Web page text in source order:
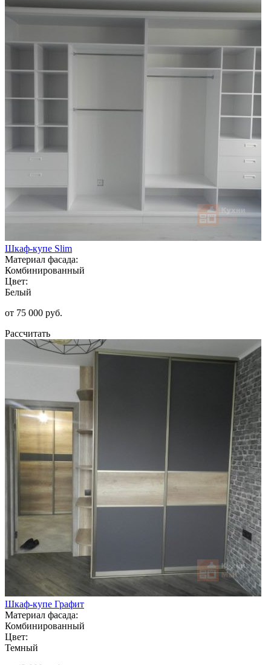
Шкаф-купе Slim
Материал фасада:
Комбинированный
Цвет:
Белый
от 75 000 руб.
Рассчитать
Шкаф-купе Графит
Материал фасада:
Комбинированный
Цвет:
Темный